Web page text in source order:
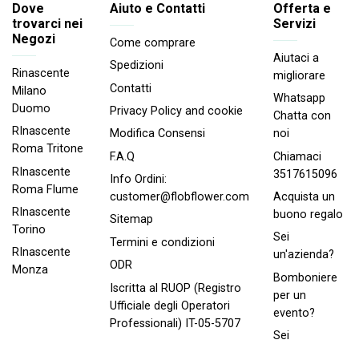
Dove
trovarci nei
Negozi
Rinascente
Milano
Duomo
RInascente
Roma Tritone
RInascente
Roma FIume
RInascente
Torino
RInascente
Monza
Aiuto e Contatti
Come comprare
Spedizioni
Contatti
Privacy Policy and cookie
Modifica Consensi
F.A.Q
Info Ordini:
customer@flobflower.com
Sitemap
Termini e condizioni
ODR
Iscritta al RUOP (Registro
Ufficiale degli Operatori
Professionali) IT-05-5707
Offerta e
Servizi
Aiutaci a
migliorare
Whatsapp
Chatta con
noi
Chiamaci
3517615096
Acquista un
buono regalo
Sei
un'azienda?
Bomboniere
per un
evento?
Sei